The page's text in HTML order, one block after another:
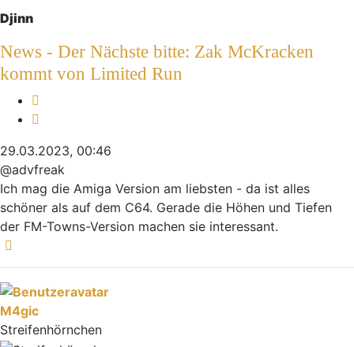
Djinn
News - Der Nächste bitte: Zak McKracken
kommt von Limited Run
29.03.2023, 00:46
@advfreak
Ich mag die Amiga Version am liebsten - da ist alles
schöner als auf dem C64. Gerade die Höhen und Tiefen
der FM-Towns-Version machen sie interessant.
M4gic
Streifenhörnchen